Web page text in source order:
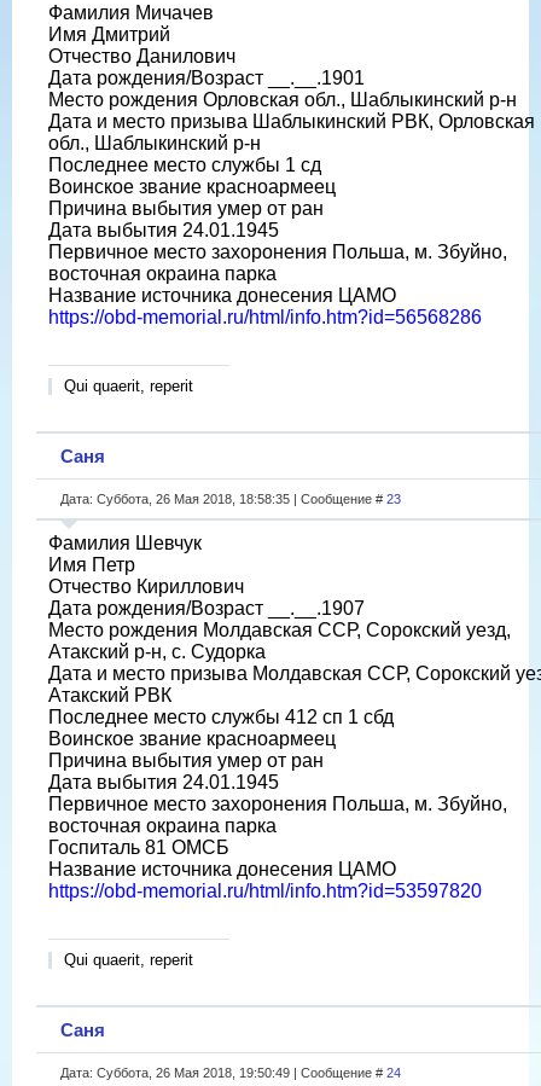
Фамилия Мичачев
Имя Дмитрий
Отчество Данилович
Дата рождения/Возраст __.__.1901
Место рождения Орловская обл., Шаблыкинский р-н
Дата и место призыва Шаблыкинский РВК, Орловская
обл., Шаблыкинский р-н
Последнее место службы 1 сд
Воинское звание красноармеец
Причина выбытия умер от ран
Дата выбытия 24.01.1945
Первичное место захоронения Польша, м. Збуйно,
восточная окраина парка
Название источника донесения ЦАМО
https://obd-memorial.ru/html/info.htm?id=56568286
Qui quaerit, reperit
Саня
Дата: Суббота, 26 Мая 2018, 18:58:35 | Сообщение # 23
Фамилия Шевчук
Имя Петр
Отчество Кириллович
Дата рождения/Возраст __.__.1907
Место рождения Молдавская ССР, Сорокский уезд,
Атакский р-н, с. Судорка
Дата и место призыва Молдавская ССР, Сорокский
Атакский РВК
Последнее место службы 412 сп 1 сбд
Воинское звание красноармеец
Причина выбытия умер от ран
Дата выбытия 24.01.1945
Первичное место захоронения Польша, м. Збуйно,
восточная окраина парка
Госпиталь 81 ОМСБ
Название источника донесения ЦАМО
https://obd-memorial.ru/html/info.htm?id=53597820
Qui quaerit, reperit
Саня
Дата: Суббота, 26 Мая 2018, 19:50:49 | Сообщение # 24